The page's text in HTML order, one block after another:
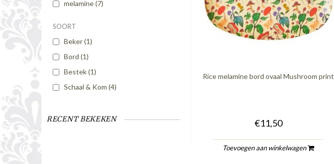
melamine(7)
SOORT
Beker(1)
Bord (1)
Bestek(1)
Schaal & Kom (4)
RECENT BEKEKEN
Rice melamine bord ovaal Mushroom print
€11,50
Toevoegen aan winkelwagen